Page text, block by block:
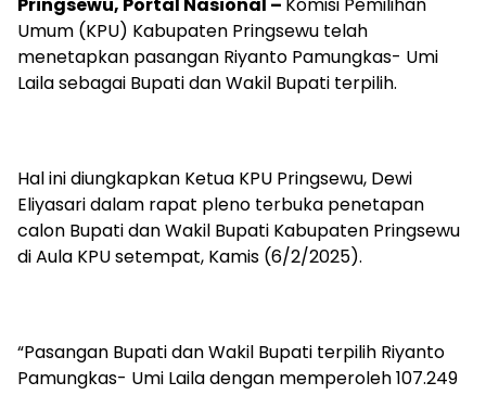
Pringsewu, Portal Nasional – Komisi Pemilihan
Umum (KPU) Kabupaten Pringsewu telah
menetapkan pasangan Riyanto Pamungkas- Umi
Laila sebagai Bupati dan Wakil Bupati terpilih.
Hal ini diungkapkan Ketua KPU Pringsewu, Dewi
Eliyasari dalam rapat pleno terbuka penetapan
calon Bupati dan Wakil Bupati Kabupaten Pringsewu
di Aula KPU setempat, Kamis (6/2/2025).
“Pasangan Bupati dan Wakil Bupati terpilih Riyanto
Pamungkas- Umi Laila dengan memperoleh 107.249